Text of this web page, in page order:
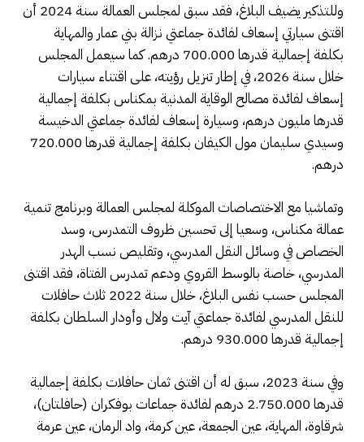
وللتذكير يضيف البلاغ، فقد سبق لمجلس العمالة سنة 2024 أن
اقتنى سيارتي إسعاف لفائدة جماعتي نزالة بني عمار والمهاية
بكلفة إجمالية قدرها 700.000 درهم. كما سيعمل المجلس
خلال سنة 2026، في إطار تنزيل رؤيته، على اقتناء سيارات
إسعاف لفائدة مصالح الوقاية المدنية بمكناس بكلفة إجمالية
قدرها مليون درهم، وسيارة إسعاف لفائدة جماعتي الدخيسة
وسيدي سليمان مول الكيفان بكلفة إجمالية قدرها 720.000
درهم.
وتماشيا مع الاختصاصات الموكلة لمجلس العمالة وبرنامج تنمية
عمالة مكناس، وسعيا إلى تحسين ظروف التمدرس، وسد
الخصاص في وسائل النقل المدرسي، وتقليص نسب الهدر
المدرسي، خاصة بالوسط القروي ودعم تمدرس الفتاة، فقد اقتنى
المجلس حسب نفس البلاغ، خلال سنة 2022 ثلاث حافلات
للنقل المدرسي لفائدة جماعتي آيت ولال وأودار السلطان بكلفة
إجمالية قدرها 930.000 درهم.
وفي سنة 2023، سبق له أن اقتنى ثمان حافلات بكلفة إجمالية
قدرها 2.750.000 درهم لفائدة جماعات بوفكران (حافلتان)،
شرقاوة، المهاية، عين الجمعة، عين كرمة، واد الرمان، عين عرمة